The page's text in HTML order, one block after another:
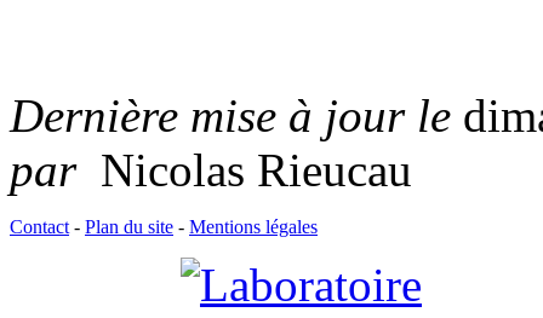
Dernière mise à jour le
parNicolas Rieucau
Contact - Plan du site - Mentions légales